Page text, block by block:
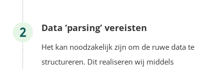
Data ‘parsing’ vereisten
Het kan noodzakelijk zijn om de ruwe data te
structureren. Dit realiseren wij middels